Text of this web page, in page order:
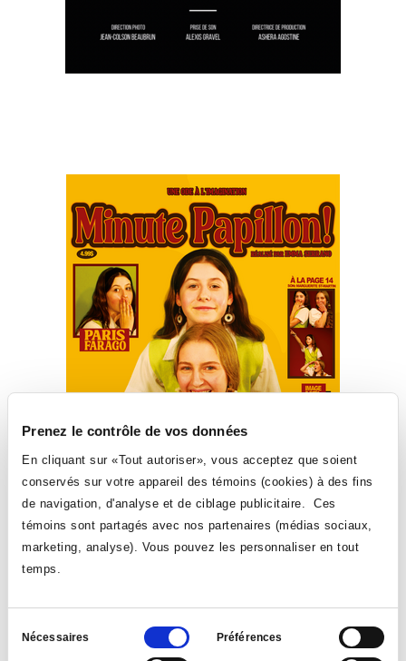
Prenez le contrôle de vos données
En cliquant sur «Tout autoriser», vous acceptez que soient
conservés sur votre appareil des témoins (cookies) à des fins
de navigation, d'analyse et de ciblage publicitaire. Ces
témoins sont partagés avec nos partenaires (médias sociaux,
marketing, analyse). Vous pouvez les personnaliser en tout
temps.
Sélection
Nécessaires Préférences
Pour les amoureux du court métrage, les projets de création des
étudiants et des étudiantes de première année seront présentés dès
19 h le mardi 17 décembre à l’Espace le vrai monde? Venez les